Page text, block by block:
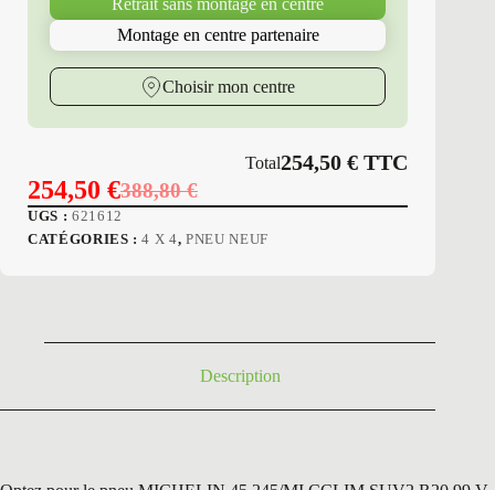
CCLIM
Retrait sans montage en centre
Montage en centre partenaire
Choisir mon centre
Total254,50€ TTC
388,80€
Le
prix
254,50 €
Le
prix
UGS : 621612
CATÉGORIES :4 X 4,PNEU NEUF
Description